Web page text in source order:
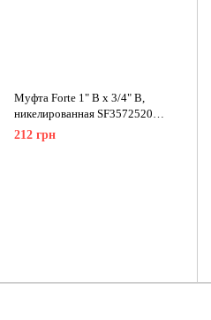
Муфта Forte 1" В х 3/4" В,
никелированная SF3572520
Thermo Alliance
212 грн